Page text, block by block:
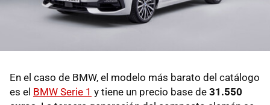
En el caso de BMW, el modelo más barato del catálogo
es el BMW Serie 1 y tiene un precio base de 31.550